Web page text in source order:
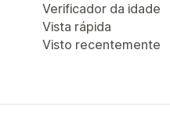
Verificador da idade
Vista rápida
Visto recentemente